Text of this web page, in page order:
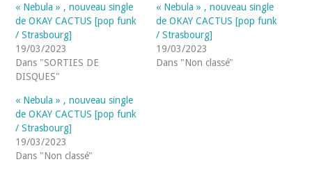
« Nebula » , nouveau single
de OKAY CACTUS [pop funk
/ Strasbourg]
19/03/2023
Dans "SORTIES DE
DISQUES"
« Nebula » , nouveau single
de OKAY CACTUS [pop funk
/ Strasbourg]
19/03/2023
Dans "Non classé"
« Nebula » , nouveau single
de OKAY CACTUS [pop funk
/ Strasbourg]
19/03/2023
Dans "Non classé"